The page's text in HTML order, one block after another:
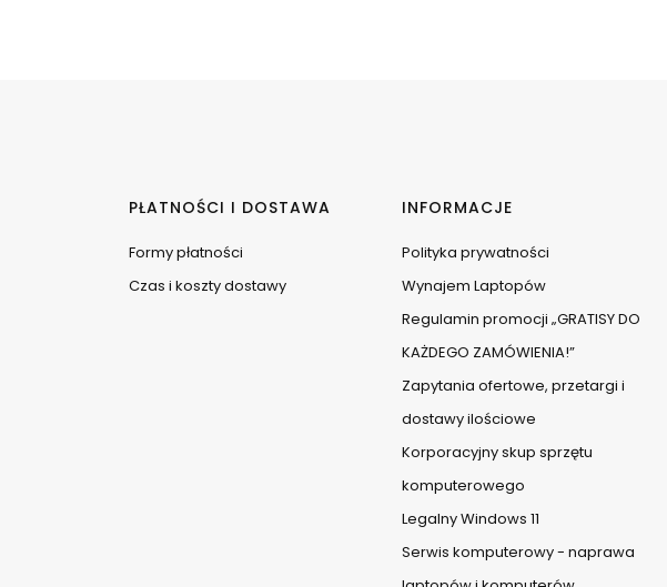
PŁATNOŚCI I DOSTAWA
Formy płatności
Czas i koszty dostawy
INFORMACJE
Polityka prywatności
Wynajem Laptopów
Regulamin promocji „GRATISY DO
KAŻDEGO ZAMÓWIENIA!”
Zapytania ofertowe, przetargi i
dostawy ilościowe
Korporacyjny skup sprzętu
komputerowego
Legalny Windows 11
Serwis komputerowy - naprawa